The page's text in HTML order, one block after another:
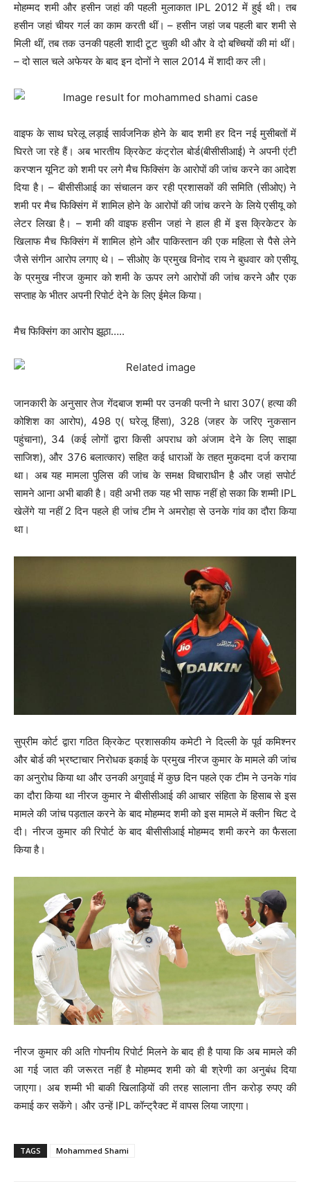
मोहम्मद शमी और हसीन जहां की पहली मुलाकात IPL 2012 में हुई थी। तब
हसीन जहां चीयर गर्ल का काम करती थीं। – हसीन जहां जब पहली बार शमी से
मिली थीं, तब तक उनकी पहली शादी टूट चुकी थी और वे दो बच्चियों की मां थीं।
– दो साल चले अफेयर के बाद इन दोनों ने साल 2014 में शादी कर ली।
वाइफ के साथ घरेलू लड़ाई सार्वजनिक होने के बाद शमी हर दिन नई मुसीबतों में
घिरते जा रहे हैं। अब भारतीय क्रिकेट कंट्रोल बोर्ड(बीसीसीआई) ने अपनी एंटी
करप्शन यूनिट को शमी पर लगे मैच फिक्सिंग के आरोपों की जांच करने का आदेश
दिया है। – बीसीसीआई का संचालन कर रही प्रशासकों की समिति (सीओए) ने
शमी पर मैच फिक्सिंग में शामिल होने के आरोपों की जांच करने के लिये एसीयू को
लेटर लिखा है। – शमी की वाइफ हसीन जहां ने हाल ही में इस क्रिकेटर के
खिलाफ मैच फिक्सिंग में शामिल होने और पाकिस्तान की एक महिला से पैसे लेने
जैसे संगीन आरोप लगाए थे। – सीओए के प्रमुख विनोद राय ने बुधवार को एसीयू
के प्रमुख नीरज कुमार को शमी के ऊपर लगे आरोपों की जांच करने और एक
सप्ताह के भीतर अपनी रिपोर्ट देने के लिए ईमेल किया।
मैच फिक्सिंग का आरोप झूठा…..
जानकारी के अनुसार तेज गेंदबाज शम्मी पर उनकी पत्नी ने धारा 307( हत्या की
कोशिश का आरोप), 498 ए( घरेलू हिंसा), 328 (जहर के जरिए नुकसान
पहुंचाना), 34 (कई लोगों द्वारा किसी अपराध को अंजाम देने के लिए साझा
साजिश), और 376 बलात्कार) सहित कई धाराओं के तहत मुकदमा दर्ज कराया
था। अब यह मामला पुलिस की जांच के समक्ष विचाराधीन है और जहां सपोर्ट
सामने आना अभी बाकी है। वही अभी तक यह भी साफ नहीं हो सका कि शम्मी IPL
खेलेंगे या नहीं 2 दिन पहले ही जांच टीम ने अमरोहा से उनके गांव का दौरा किया
था।
सुप्रीम कोर्ट द्वारा गठित क्रिकेट प्रशासकीय कमेटी ने दिल्ली के पूर्व कमिश्नर
और बोर्ड की भ्रष्टाचार निरोधक इकाई के प्रमुख नीरज कुमार के मामले की जांच
का अनुरोध किया था और उनकी अगुवाई में कुछ दिन पहले एक टीम ने उनके गांव
का दौरा किया था नीरज कुमार ने बीसीसीआई की आचार संहिता के हिसाब से इस
मामले की जांच पड़ताल करने के बाद मोहम्मद शमी को इस मामले में क्लीन चिट दे
दी। नीरज कुमार की रिपोर्ट के बाद बीसीसीआई मोहम्मद शमी करने का फैसला
किया है।
नीरज कुमार की अति गोपनीय रिपोर्ट मिलने के बाद ही है पाया कि अब मामले की
आ गई जात की जरूरत नहीं है मोहम्मद शमी को बी श्रेणी का अनुबंध दिया
जाएगा। अब शम्मी भी बाकी खिलाड़ियों की तरह सालाना तीन करोड़ रुपए की
कमाई कर सकेंगे। और उन्हें IPL कॉन्ट्रैक्ट में वापस लिया जाएगा।
TAGS Mohammed Shami